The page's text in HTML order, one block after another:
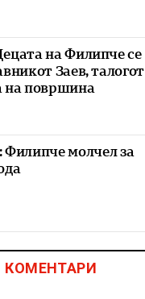
на Филипче се
Заев, талогот
на површина
молчел за
КОМЕНТАРИ